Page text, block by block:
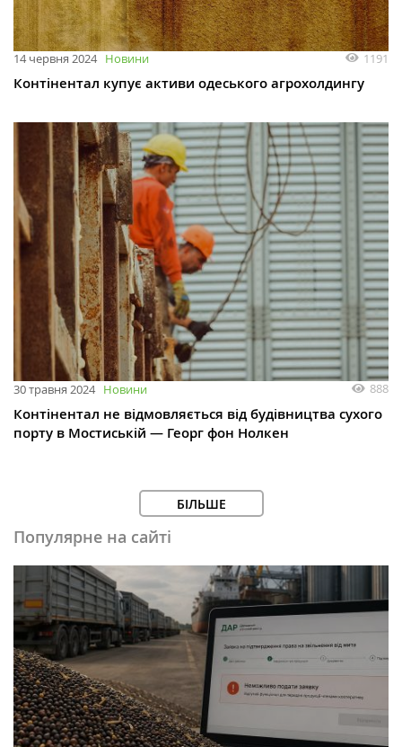
14 червня 2024 Новини 1191
Контінентал купує активи одеського агрохолдингу
30 травня 2024 Новини 888
Контінентал не відмовляється від будівництва сухого
порту в Мостиській — Георг фон Нолкен
БІЛЬШЕ
Популярне на сайті